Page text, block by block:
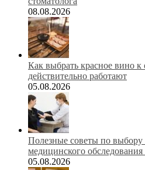
08.08.2026
Как выбрать красное вино к
действительно работают
05.08.2026
Полезные советы по выбору
медицинского обследования
05.08.2026